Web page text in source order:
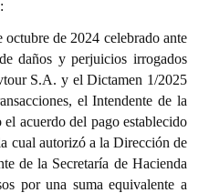
de 2024 celebrado ante
daños y perjuicios irrogados
S.A. y el Dictamen 1/2025
el Intendente de la
acuerdo del pago establecido
cual autorizó a la Dirección de
de la Secretaría de Hacienda
por una suma equivalente a